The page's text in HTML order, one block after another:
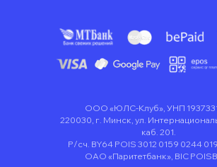
ООО «ЮЛС-Клуб», УНП
220030, г. Минск, ул.
каб. 201.
Р/сч. BY64 POIS 3012 0159 0244
ОАО «Паритетбанк», BIC